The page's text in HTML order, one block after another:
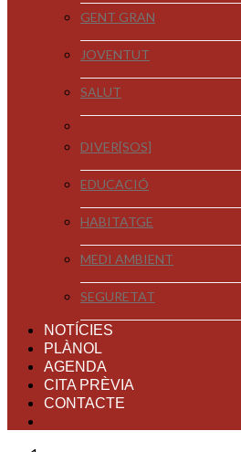
GENT GRAN
JOVENTUT
SALUT
DIVER[SOS]
EDUCACIÓ
HABITATGE
MEDI AMBIENT
SEGURETAT
NOTÍCIES
PLÀNOL
AGENDA
CITA PRÈVIA
CONTACTE